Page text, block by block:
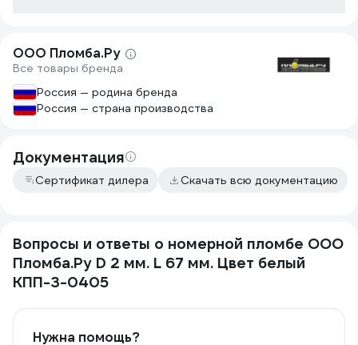
ООО Пломба.Ру
Все товары бренда
Россия — родина бренда
Россия — страна производства
Документация
Сертификат дилера Скачать всю документацию
Вопросы и ответы о номерной пломбе ООО
Пломба.Ру D 2 мм. L 67 мм. Цвет белый
КПП-3-0405
Нужна помощь?